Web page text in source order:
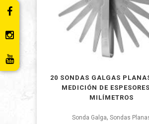
20 SONDAS GALGAS
MEDICIÓN DE
MILÍMETROS
Sonda Galga, Sondas